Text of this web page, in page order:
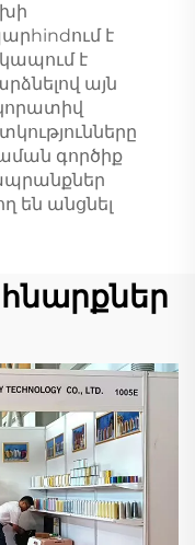
է
է
այն
գործիք
են անցնել